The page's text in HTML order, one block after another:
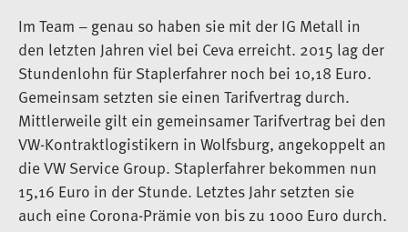
Im Team – genau so haben sie mit der IG Metall in
den letzten Jahren viel bei Ceva erreicht. 2015 lag der
Stundenlohn für Staplerfahrer noch bei 10,18 Euro.
Gemeinsam setzten sie einen Tarifvertrag durch.
Mittlerweile gilt ein gemeinsamer Tarifvertrag bei den
VW-Kontraktlogistikern in Wolfsburg, angekoppelt an
die VW Service Group. Staplerfahrer bekommen nun
15,16 Euro in der Stunde. Letztes Jahr setzten sie
auch eine Corona-Prämie von bis zu 1000 Euro durch.